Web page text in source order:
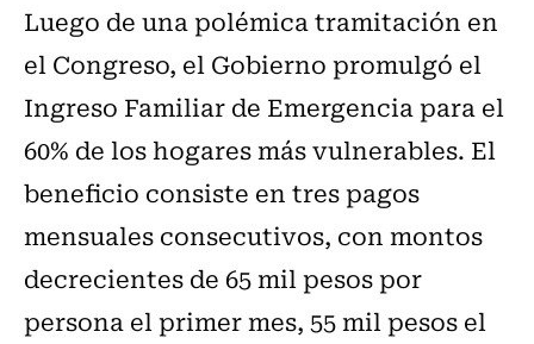
Luego de una polémica tramitación en
el Congreso, el Gobierno promulgó el
Ingreso Familiar de Emergencia para el
60% de los hogares más vulnerables. El
beneficio consiste en tres pagos
mensuales consecutivos, con montos
decrecientes de 65 mil pesos por
persona el primer mes, 55 mil pesos el